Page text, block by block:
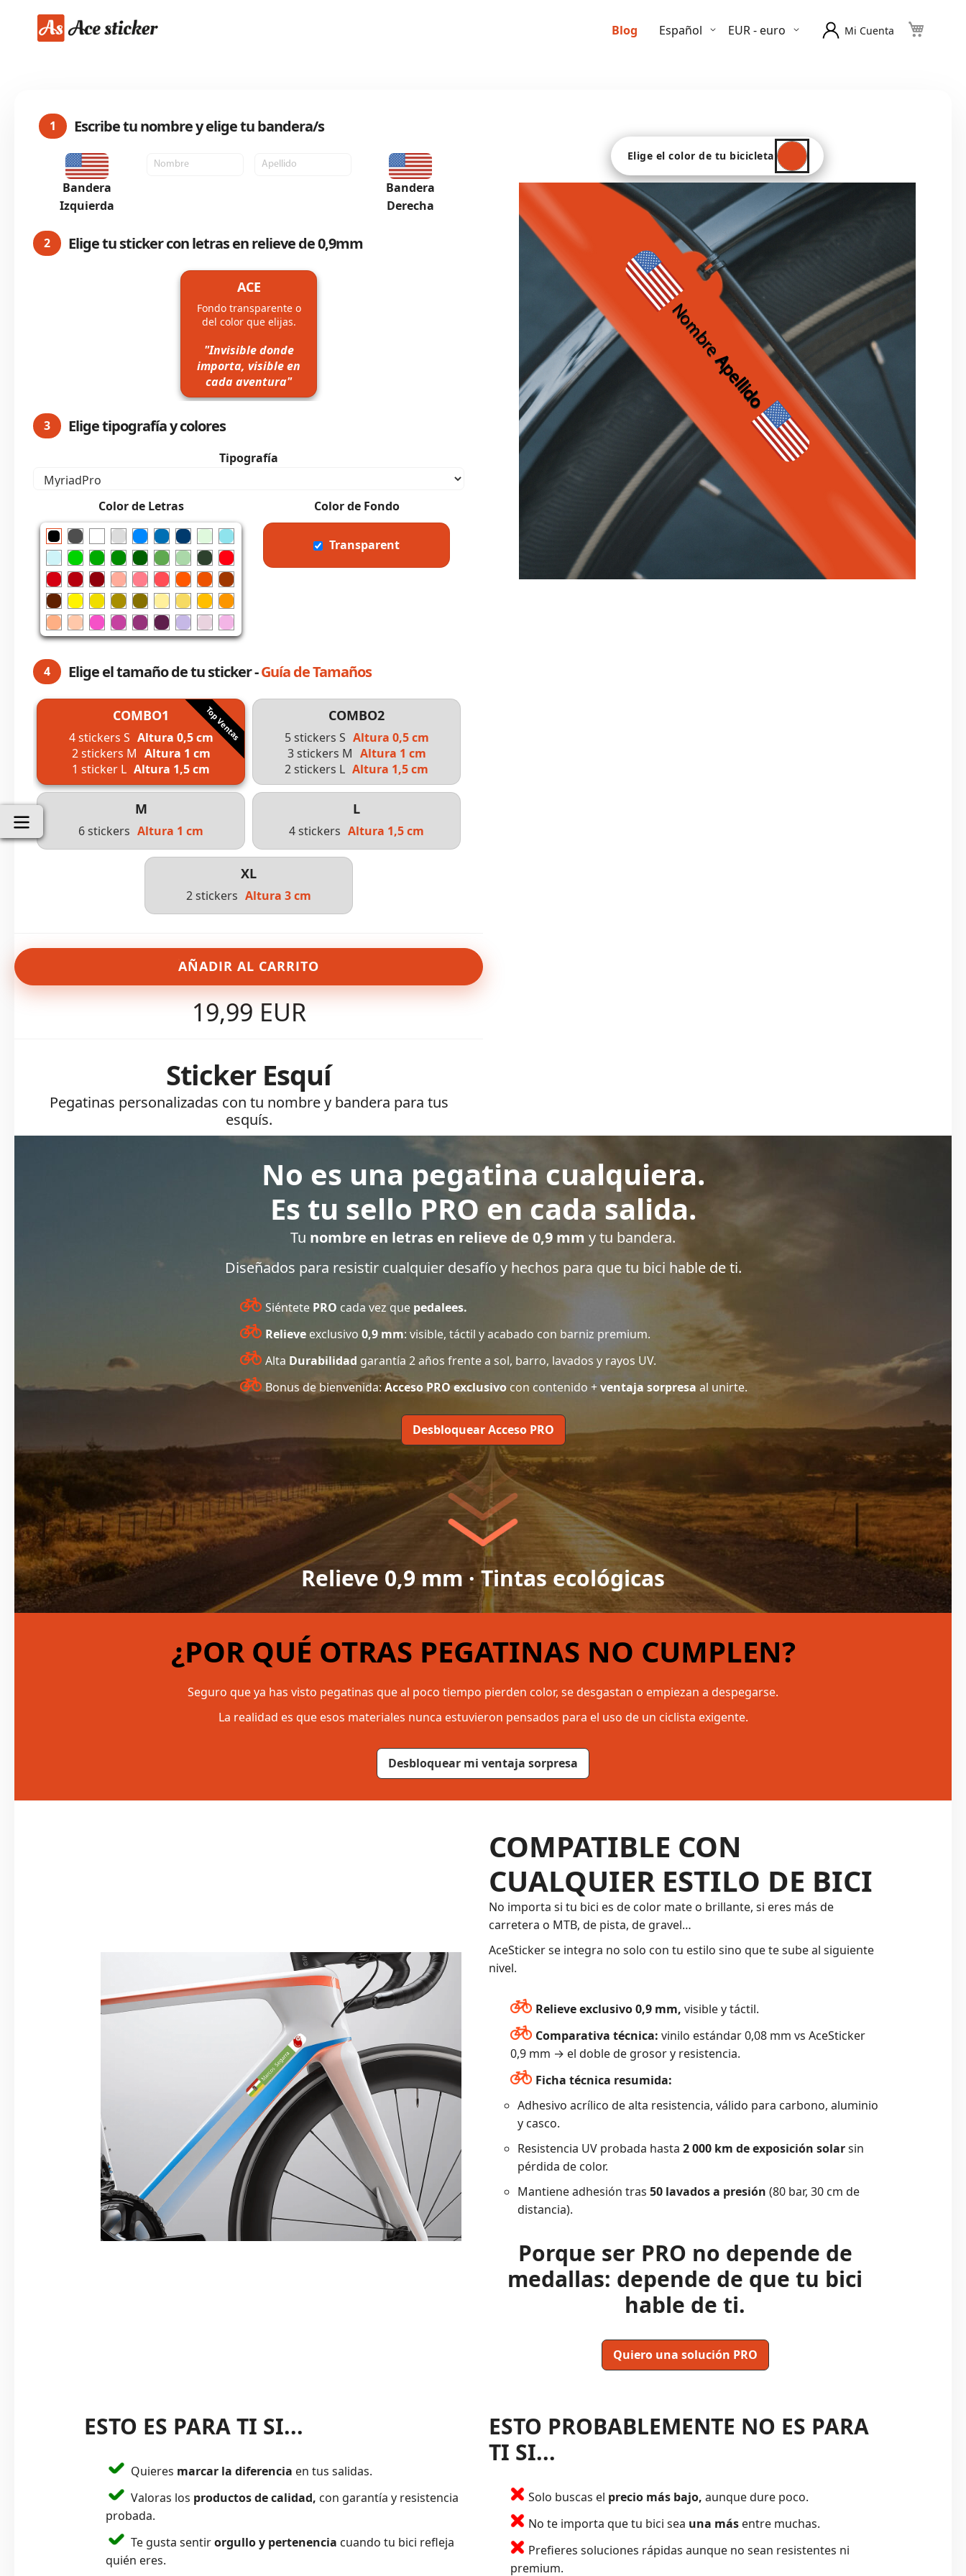
Mi Cuenta
Moneda
EUR - euro
Lenguaje
Español
Blog
1 Escribe tu nombre y elige tu bandera/s
Bandera
Izquierda
Bandera
Derecha
2 Elige tu sticker con letras en relieve de 0,9mm
ACE
Fondo transparente o
del color que elijas.
"Invisible donde
importa, visible en
cada aventura"
3 Elige tipografía y colores
Tipografía
Color de Letras Color de Fondo
Transparent
4 Elige el tamaño de tu sticker -Guía de Tamaños
COMBO1
4 stickers S Altura 0,5 cm
2 stickers M Altura 1 cm
1 sticker L Altura 1,5 cm
COMBO2
5 stickers S Altura 0,5 cm
3 stickers M Altura 1 cm
2 stickers L Altura 1,5 cm
M
6 stickers Altura 1 cm
L
4 stickers Altura 1,5 cm
XL
2 stickers Altura 3 cm
Elige el color de tu bicicleta:
Nombre
Apellido
AÑADIR AL CARRITO
19,99 EUR
Sticker Esquí
Pegatinas personalizadas con tu nombre y bandera para tus
esquís.
No es una pegatina cualquiera.
Es tu sello PRO en cada salida.
Tu nombre en letras en relieve de 0,9 mm y tu bandera.
Diseñados para resistir cualquier desafío y hechos para que tu bici hable de ti.
Siéntete PRO cada vez que pedalees.
Relieve exclusivo 0,9 mm: visible, táctil y acabado con barniz premium.
Alta Durabilidad garantía 2 años frente a sol, barro, lavados y rayos UV.
Bonus de bienvenida: Acceso PRO exclusivo con contenido +ventaja sorpresa al unirte.
Desbloquear Acceso PRO
Relieve 0,9 mm · Tintas ecológicas
¿POR QUÉ OTRAS PEGATINAS NO CUMPLEN?
Seguro que ya has visto pegatinas que al poco tiempo pierden color, se desgastan o empiezan a despegarse.
La realidad es que esos materiales nunca estuvieron pensados para el uso de un ciclista exigente.
Desbloquear mi ventaja sorpresa
COMPATIBLE CON
CUALQUIER ESTILO DE BICI
No importa si tu bici es de color mate o brillante, si eres más de
carretera o MTB, de pista, de gravel…
AceSticker se integra no solo con tu estilo sino que te sube al siguiente
nivel.
Relieve exclusivo 0,9 mm, visible y táctil.
Comparativa técnica: vinilo estándar 0,08 mm vs AceSticker
0,9 mm → el doble de grosor y resistencia.
Ficha técnica resumida:
Adhesivo acrílico de alta resistencia, válido para carbono, aluminio
y casco.
Resistencia UV probada hasta 2 000 km de exposición solarsin
pérdida de color.
Mantiene adhesión tras 50 lavados a presión (80 bar, 30 cm de
distancia).
Porque ser PRO no depende de
medallas: depende de que tu bici
hable de ti.
Quiero una solución PRO
ESTO ES PARA TI SI...
Quieres marcar la diferencia en tus salidas.
Valoras los productos de calidad, con garantía y resistencia
probada.
Te gusta sentirorgullo y pertenencia cuando tu bici refleja
quién eres.
ESTO PROBABLEMENTE NO ES PARA
TI SI...
Solo buscas el precio más bajo, aunque dure poco.
No te importa que tu bici sea una másentre muchas.
Prefieres soluciones rápidas aunque no sean resistentes ni
premium.